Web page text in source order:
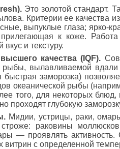
Это золотой стандарт.
Критерии ее качества
выпуклые глаза; ярко-
к коже.
и текстуру.
качества (IQF).
вылавливаемой вдали
заморозка)
океанической рыбы
того, для некоторых
проходят глубокую
Мидии, устрицы, раки,
раковины
— проявлять активность.
витрин с определенной